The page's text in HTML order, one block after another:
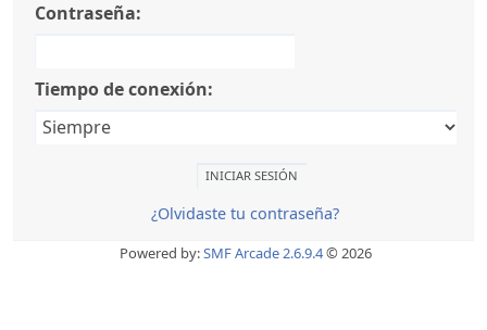
Contraseña:
Tiempo de conexión:
¿Olvidaste tu contraseña?
Powered by:SMF Arcade 2.6.9.4© 2026